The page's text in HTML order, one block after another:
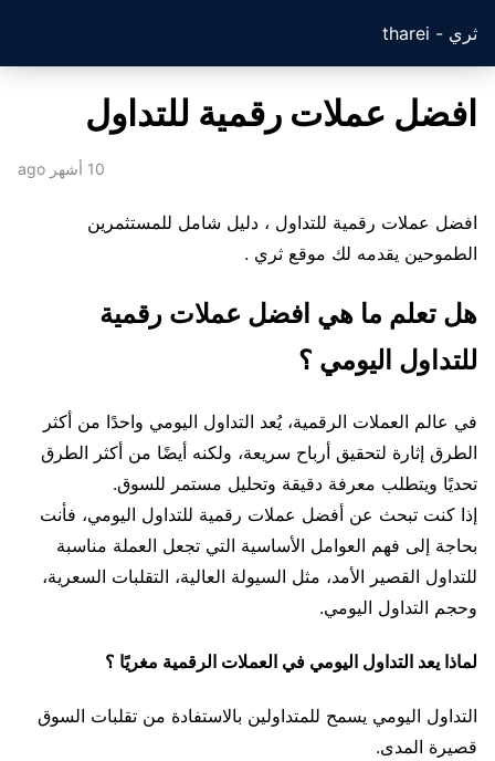
ثري - tharei
افضل عملات رقمية للتداول
10 أشهر ago
افضل عملات رقمية للتداول ، دليل شامل للمستثمرين
الطموحين يقدمه لك موقع ثري .
هل تعلم ما هي افضل عملات رقمية
للتداول اليومي ؟
في عالم العملات الرقمية، يُعد التداول اليومي واحدًا من أكثر
الطرق إثارة لتحقيق أرباح سريعة، ولكنه أيضًا من أكثر الطرق
تحديًا ويتطلب معرفة دقيقة وتحليل مستمر للسوق.
إذا كنت تبحث عن أفضل عملات رقمية للتداول اليومي، فأنت
بحاجة إلى فهم العوامل الأساسية التي تجعل العملة مناسبة
للتداول القصير الأمد، مثل السيولة العالية، التقلبات السعرية،
وحجم التداول اليومي.
لماذا يعد التداول اليومي في العملات الرقمية مغريًا ؟
التداول اليومي يسمح للمتداولين بالاستفادة من تقلبات السوق
قصيرة المدى.